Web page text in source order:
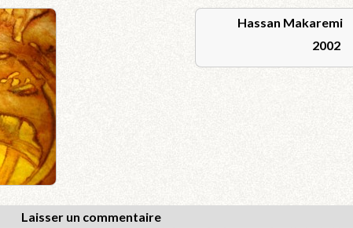
Hassan Makaremi
2002
Laisser un commentaire